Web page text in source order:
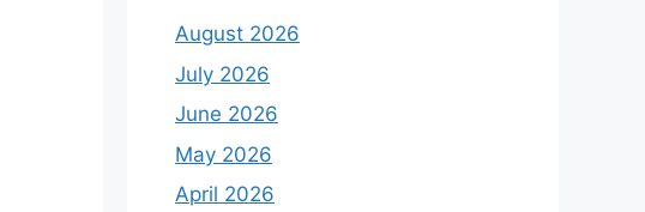
August 2026
July 2026
June 2026
May 2026
April 2026